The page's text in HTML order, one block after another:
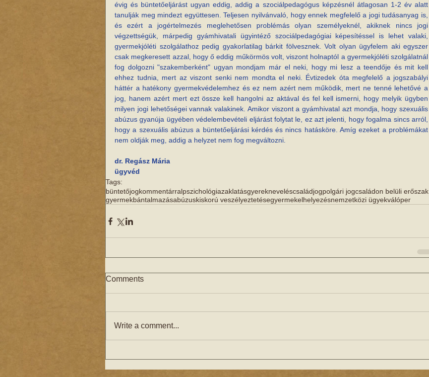
évig és büntetőeljárást ugyan eddig, addig a szociálpedagógus képzésnél átlagosan 1-2 év alatt
tanulják meg mindezt együttesen. Teljesen nyilvánvaló, hogy ennek megfelelő a jogi tudásanyag is,
és ezért a jogértelmezés meglehetősen problémás olyan személyeknél, akiknek nincs jogi
végzettségük, márpedig gyámhivatali ügyintéző szociálpedagógiai képesítéssel is lehet valaki,
gyermekjóléti szolgálathoz pedig gyakorlatilag bárkit fölvesznek. Volt olyan ügyfelem aki egyszer
csak megkeresett azzal, hogy ő eddig műkörmös volt, viszont holnaptól a gyermekjóléti szolgálatnál
fog dolgozni "szakemberként" ugyan mondjam már el neki, hogy mi lesz a teendője és mit kell
ehhez tudnia, mert az viszont senki nem mondta el neki. Évtizedek óta megfelelő a jogszabályi
háttér a hatékony gyermekvédelemhez és ez nem azért nem működik, mert ne tenné lehetővé a
jog, hanem azért mert ezt össze kell hangolni az aktával és fel kell ismerni, hogy melyik ügyben
milyen jogi lehetőségei vannak valakinek. Amikor viszont a gyámhivatal azt mondja, hogy szexuális
abúzus gyanúja ügyében védelembevételi eljárást folytat le, ez azt jelenti, hogy fogalma sincs arról,
hogy a szexuális abúzus a büntetőeljárási kérdés és nincs hatásköre. Amíg ezeket a problémákat
nem oldják meg, addig a helyzet nem fog megváltozni.
dr. Regász Mária
ügyvéd
Tags:
büntetőjogkommentárralpszichológiazaklatásgyerekneveléscsaládjogpolgári jogcsaládon belüli erőszak
gyermekbántalmazásabúzuskiskorú veszélyeztetésegyermekelhelyezésnemzetközi ügyekválóper
Comments
Write a comment...